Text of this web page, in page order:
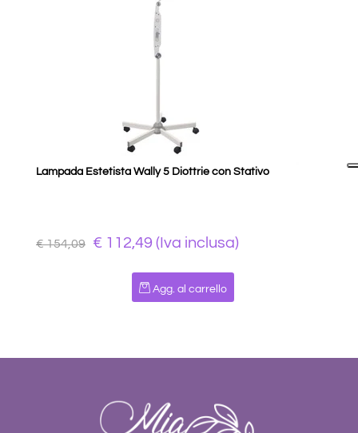
Lampada Estetista Wally 5 Diottrie con Stativo
€ 154,09 € 112,49 (Iva inclusa)
Quantità
Agg. al carrello